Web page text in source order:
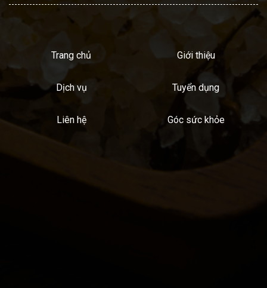
Trang chủ Giới thiệu
Dịch vụ Tuyển dụng
Liên hệ Góc sức khỏe